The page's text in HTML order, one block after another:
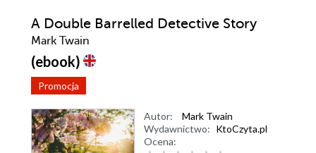
A Double Barrelled Detective Story
Mark Twain
(ebook)
Promocja
Autor:
Mark Twain
Wydawnictwo: KtoCzyta.pl
Ocena: